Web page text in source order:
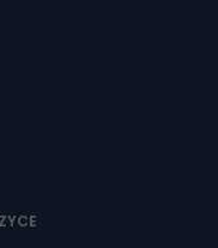
pod numerem telefonu 62